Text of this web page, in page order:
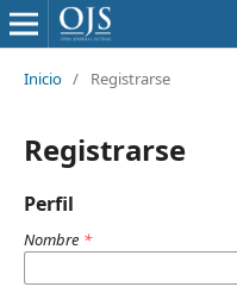
Inicio / Registrarse
Registrarse
Perfil
Nombre *